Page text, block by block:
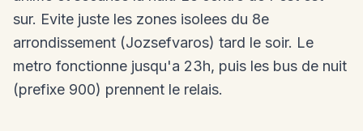
sur. Evite juste les zones isolees du 8e
arrondissement (Jozsefvaros) tard le soir. Le
metro fonctionne jusqu'a 23h, puis les bus de nuit
(prefixe 900) prennent le relais.